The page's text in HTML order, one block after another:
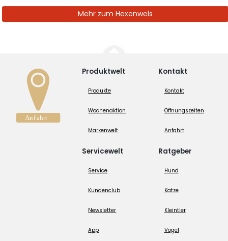
Mehr zum Hexenwels
Produktwelt
Produkte
Wochenaktion
Markenwelt
Servicewelt
Service
Kundenclub
Newsletter
App
Kontakt
Kontakt
Öffnungszeiten
Anfahrt
Ratgeber
Hund
Katze
Kleintier
Vogel